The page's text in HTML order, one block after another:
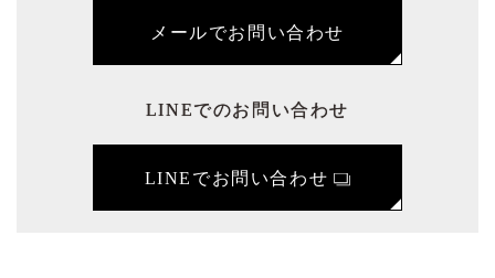
メールでお問い合わせ
LINEでのお問い合わせ
LINEでお問い合わせ